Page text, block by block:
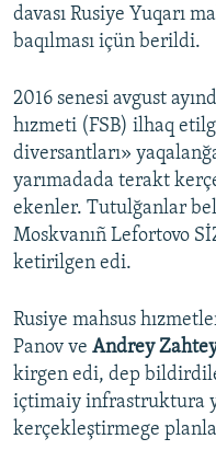
davası Rusiye Yuqarı
baqılması içün berildi.
2016 senesi avgust
hızmeti (FSB) ilhaq
diversantları»
yarımadada terakt
ekenler. Tutulğanlar
Moskvanıñ Lefortovo
ketirilgen edi.
Rusiye mahsus
Panov ve Andrey
kirgen edi, dep
içtimaiy infrastruktura
kerçekleştirmege